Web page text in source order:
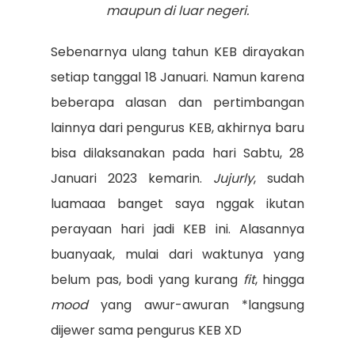
maupun di luar negeri.
Sebenarnya ulang tahun KEB dirayakan
setiap tanggal 18 Januari. Namun karena
beberapa alasan dan pertimbangan
lainnya dari pengurus KEB, akhirnya baru
bisa dilaksanakan pada hari Sabtu, 28
Januari 2023 kemarin. Jujurly, sudah
luamaaa banget saya nggak ikutan
perayaan hari jadi KEB ini. Alasannya
buanyaak, mulai dari waktunya yang
belum pas, bodi yang kurang fit, hingga
moodyang awur-awuran *langsung
dijewer sama pengurus KEB XD